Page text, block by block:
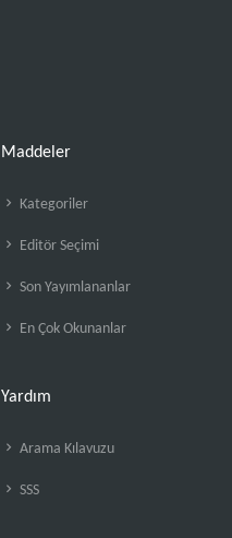
Maddeler
Kategoriler
Editör Seçimi
Son Yayımlananlar
En Çok Okunanlar
Yardım
Arama Kılavuzu
SSS